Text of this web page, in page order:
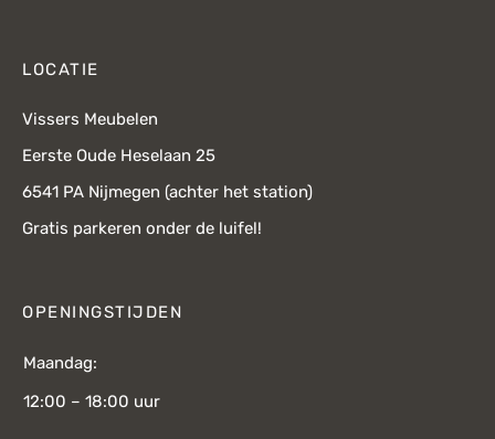
LOCATIE
Vissers Meubelen
Eerste Oude Heselaan 25
6541 PA Nijmegen (achter het station)
Gratis parkeren onder de luifel!
OPENINGSTIJDEN
Maandag:
12:00 – 18:00 uur